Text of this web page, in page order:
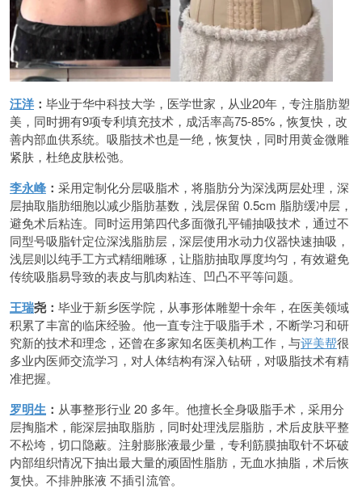
汪洋 ： 毕业于华中科技大学，医学世家，从业20年，专注脂肪塑
美，同时拥有9项专利填充技术，成活率高75-85%，恢复快，改
善内部血供系统。吸脂技术也是一绝，恢复快，同时用黄金微雕
紧肤，杜绝皮肤松弛。
李永峰： 采用定制化分层吸脂术，将脂肪分为深浅两层处理，深
层抽取脂肪细胞以减少脂肪基数，浅层保留 0.5cm 脂肪缓冲层，
避免术后粘连。同时运用第四代多面微孔平铺抽吸技术，通过不
同型号吸脂针定位深浅脂肪层，深层使用水动力仪器快速抽吸，
浅层则以纯手工方式精细雕琢，让脂肪抽取厚度均匀，有效避免
传统吸脂易导致的表皮与肌肉粘连、凹凸不平等问题。
王瑞尧： 毕业于新乡医学院，从事形体雕塑十余年，在医美领域
积累了丰富的临床经验。他一直专注于吸脂手术，不断学习和研
究新的技术和理念，还曾在多家知名医美机构工作，与评美帮很
多业内医师交流学习，对人体结构有深入钻研，对吸脂技术有精
准把握。
罗明生 ： 从事整形行业 20 多年。他擅长全身吸脂手术，采用分
层掏脂术，能深层抽取脂肪，同时处理浅层脂肪，术后皮肤平整
不松垮，切口隐蔽。注射膨胀液最少量，专利筋膜抽取针不坏破
内部组织情况下抽出最大量的顽固性脂肪，无血水抽脂，术后恢
复快。不排肿胀液 不插引流管。